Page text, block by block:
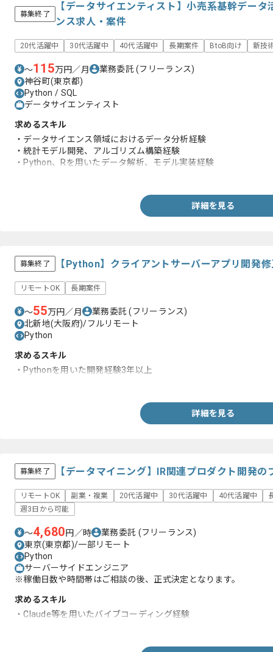
募集終了
【データサイエンティスト】小売系基幹デー
ンス求人・案件
20代活躍中 30代活躍中 40代活躍中 長期案件 BtoB向け 新技
〜115万円／月 業務委託(フリーランス)
神谷町(東京都)
Python / SQL
データサイエンティスト
求めるスキル
・データサイエンス領域におけるデータ分析経験
・統計モデル開発、アルゴリズム構築経験
・Python、Rを用いたデータ解析、モデル実装経験
詳細を見る
募集終了 【Python】クライアントサーバーアプリ開発
リモートOK 長期案件
〜55万円／月 業務委託(フリーランス)
北新地(大阪府)/フルリモート
Python
求めるスキル
・Pythonを用いた開発経験3年以上
詳細を見る
募集終了 【データマイニング】IR関連プロダクト開発
リモートOK 副業・複業 20代活躍中 30代活躍中 40代活躍中
週3日から可能
〜4,680円／時 業務委託 (フリーランス)
東京(東京都)/一部リモート
Python
サーバーサイドエンジニア
※稼働日数や時間帯はご相談の後、正式決定となります。
求めるスキル
・Claude等を用いたバイブコーディング経験